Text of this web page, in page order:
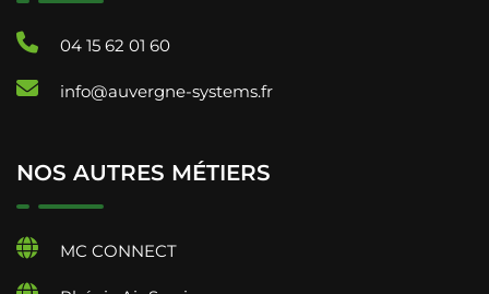
04 15 62 01 60
info@auvergne-systems.fr
NOS AUTRES MÉTIERS
MC CONNECT